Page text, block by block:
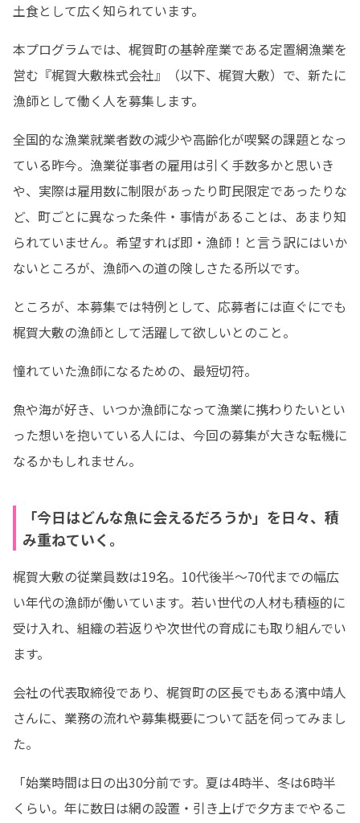
土食として広く知られています。
本プログラムでは、梶賀町の基幹産業である定置網漁業を
営む『梶賀大敷株式会社』（以下、梶賀大敷）で、新たに
漁師として働く人を募集します。
全国的な漁業就業者数の減少や高齢化が喫緊の課題となっ
ている昨今。漁業従事者の雇用は引く手数多かと思いき
や、実際は雇用数に制限があったり町民限定であったりな
ど、町ごとに異なった条件・事情があることは、あまり知
られていません。希望すれば即・漁師！と言う訳にはいか
ないところが、漁師への道の険しさたる所以です。
ところが、本募集では特例として、応募者には直ぐにでも
梶賀大敷の漁師として活躍して欲しいとのこと。
憧れていた漁師になるための、最短切符。
魚や海が好き、いつか漁師になって漁業に携わりたいとい
った想いを抱いている人には、今回の募集が大きな転機に
なるかもしれません。
「今日はどんな魚に会えるだろうか」を日々、積
み重ねていく。
梶賀大敷の従業員数は19名。10代後半〜70代までの幅広
い年代の漁師が働いています。若い世代の人材も積極的に
受け入れ、組織の若返りや次世代の育成にも取り組んでい
ます。
会社の代表取締役であり、梶賀町の区長でもある濱中靖人
さんに、業務の流れや募集概要について話を伺ってみまし
た。
「始業時間は日の出30分前です。夏は4時半、冬は6時半
くらい。年に数日は網の設置・引き上げで夕方までやるこ